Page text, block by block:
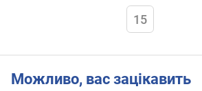
15
Можливо, вас зацікавить